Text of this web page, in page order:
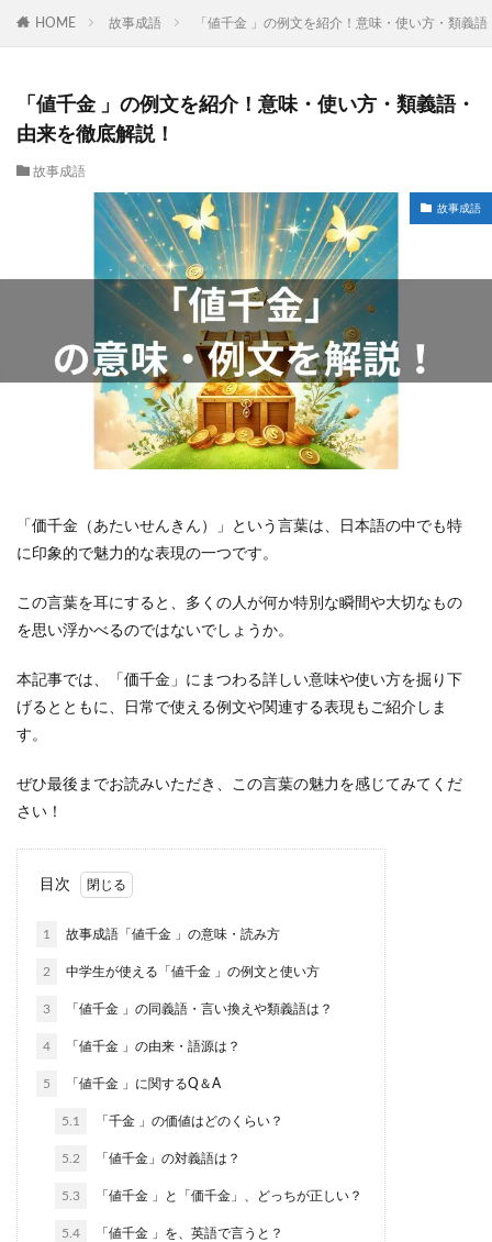
HOME 故事成語 「値千金 」の例文を紹介！意味・使い方・類義
「値千金 」の例文を紹介！意味・使い方・類義語・
由来を徹底解説！
故事成語
故事成語
「価千金（あたいせんきん）」という言葉は、日本語の中でも特
に印象的で魅力的な表現の一つです。
この言葉を耳にすると、多くの人が何か特別な瞬間や大切なもの
を思い浮かべるのではないでしょうか。
本記事では、「価千金」にまつわる詳しい意味や使い方を掘り下
げるとともに、日常で使える例文や関連する表現もご紹介しま
す。
ぜひ最後までお読みいただき、この言葉の魅力を感じてみてくだ
さい！
目次
1 故事成語「値千金 」の意味・読み方
2 中学生が使える「値千金 」の例文と使い方
3 「値千金 」の同義語・言い換えや類義語は？
4 「値千金 」の由来・語源は？
5 「値千金 」に関するQ＆A
5.1 「千金 」の価値はどのくらい？
5.2 「値千金」の対義語は？
5.3 「値千金 」と「価千金」、どっちが正しい？
5.4 「値千金 」を、英語で言うと？